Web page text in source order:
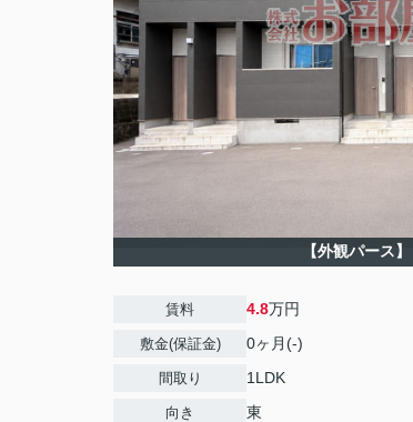
【外観パース】
賃料 4.8万円
敷金(保証金) 0ヶ月(-)
間取り 1LDK
向き 東